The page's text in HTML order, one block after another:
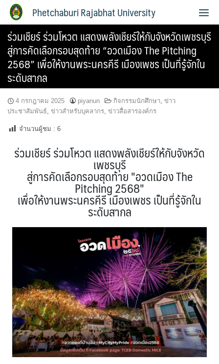
Phetchaburi Rajabhat University
ร่วมเชียร์ ร่วมโหวต แสดงพลังเชียร์ให้กับจังหวัดเพชรบุรี
สู่การคัดเลือกรอบสุดท้าย “อวดเมือง The Pitching
2568” เพื่อให้งานพระนครคีรี เมืองเพชร เป็นที่รู้จักใน
ระดับสากล
4 กรกฎาคม 2025 piyanun กิจกรรมนักศึกษา, ข่าว
ประชาสัมพันธ์, ข่าวสำหรับบุคลากร, ข่าวสื่อสารองค์กร
จำนวนผู้ชม : 6
ร่วมเชียร์ ร่วมโหวต แสดงพลังเชียร์ให้กับจังหวัด
เพชรบุรี
สู่การคัดเลือกรอบสุดท้าย "อวดเมือง The
Pitching 2568"
เพื่อให้งานพระนครคีรี เมืองเพชร เป็นที่รู้จักใน
ระดับสากล